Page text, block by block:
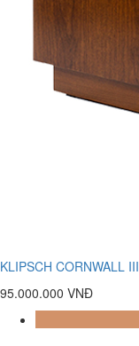
KLIPSCH CORNWALL III
95.000.000 VNĐ